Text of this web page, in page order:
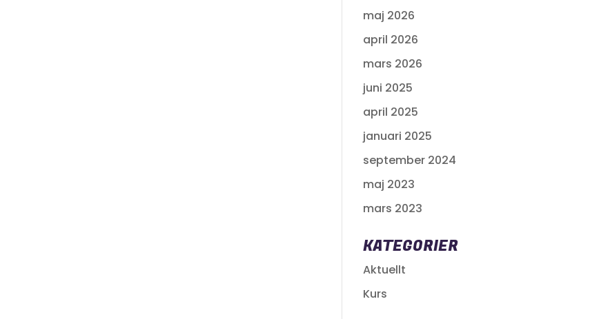
maj 2026
april 2026
mars 2026
juni 2025
april 2025
januari 2025
september 2024
maj 2023
mars 2023
KATEGORIER
Aktuellt
Kurs